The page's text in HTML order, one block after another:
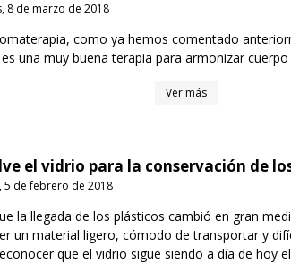
8 de marzo de 2018
como ya hemos comentado
una muy buena terapia para armonizar
Ver más
el vidrio para la conservación de
5 de febrero de 2018
la llegada de los plásticos cambió en gran
un material ligero, cómodo de transportar y
que el vidrio sigue siendo a día de hoy